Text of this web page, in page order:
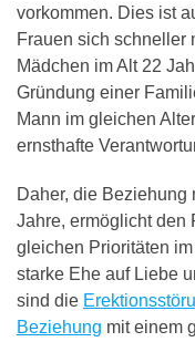
vorkommen. Dies ist
Frauen sich schneller
Mädchen im Alt 22
Gründung einer
Mann im gleichen
ernsthafte
Daher, die Beziehung
Jahre, ermöglicht den
gleichen Prioritäten
starke Ehe auf Liebe
sind die
Beziehung mit einem